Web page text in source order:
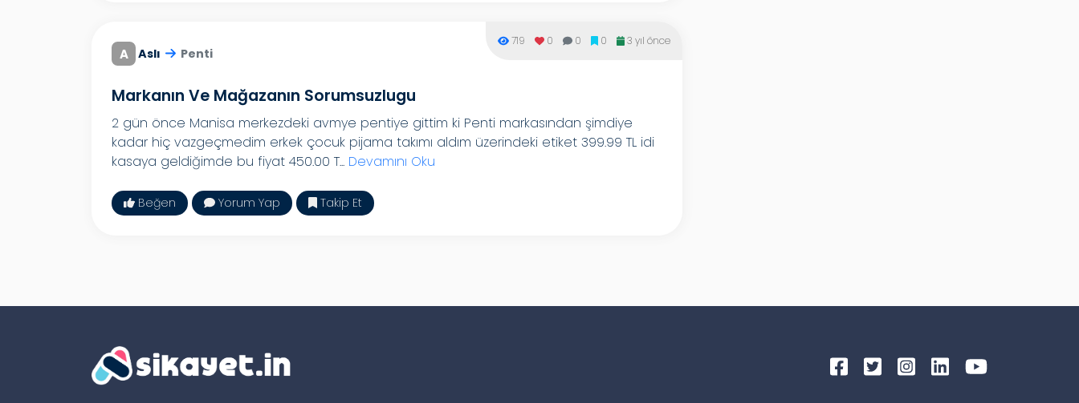
A Aslı Penti
Markanın Ve Mağazanın Sorumsuzlugu
719 0 0 0 3 yıl önce
2 gün önce Manisa merkezdeki avmye pentiye gittim ki Penti markasından şimdiye
kadar hiç vazgeçmedim erkek çocuk pijama takımı aldım üzerindeki etiket 399.99 TL idi
kasaya geldiğimde bu fiyat 450.00 T... Devamını Oku
Beğen Yorum Yap Takip Et